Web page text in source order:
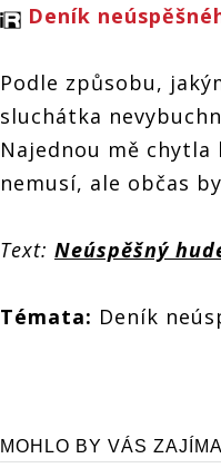
Deník
Podle způsobu,
sluchátka
Najednou mě
nemusí, ale občas
Text: Neúspěšný
Témata: Deník
MOHLO BY VÁS